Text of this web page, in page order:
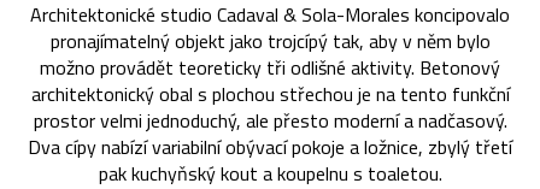
Architektonické studio Cadaval & Sola-Morales koncipovalo
pronajímatelný objekt jako trojcípý tak, aby v něm bylo
možno provádět teoreticky tři odlišné aktivity. Betonový
architektonický obal s plochou střechou je na tento funkční
prostor velmi jednoduchý, ale přesto moderní a nadčasový.
Dva cípy nabízí variabilní obývací pokoje a ložnice, zbylý třetí
pak kuchyňský kout a koupelnu s toaletou.